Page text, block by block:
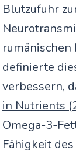
Blutzufuhr
rumänischen
definierte
verbessern,
in Nutrients
Omega-3-
Fähigkeit